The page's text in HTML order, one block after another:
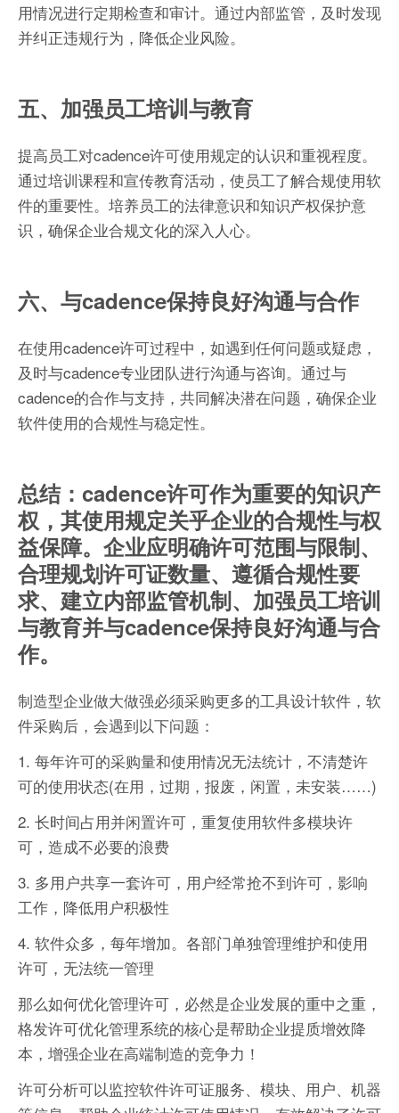
用情况进行定期检查和审计。通过内部监管，及时发现
并纠正违规行为，降低企业风险。
五、加强员工培训与教育
提高员工对cadence许可使用规定的认识和重视程度。
通过培训课程和宣传教育活动，使员工了解合规使用软
件的重要性。培养员工的法律意识和知识产权保护意
识，确保企业合规文化的深入人心。
六、与cadence保持良好沟通与合作
在使用cadence许可过程中，如遇到任何问题或疑虑，
及时与cadence专业团队进行沟通与咨询。通过与
cadence的合作与支持，共同解决潜在问题，确保企业
软件使用的合规性与稳定性。
总结：cadence许可作为重要的知识产
权，其使用规定关乎企业的合规性与权
益保障。企业应明确许可范围与限制、
合理规划许可证数量、遵循合规性要
求、建立内部监管机制、加强员工培训
与教育并与cadence保持良好沟通与合
作。
制造型企业做大做强必须采购更多的工具设计软件，软
件采购后，会遇到以下问题：
1. 每年许可的采购量和使用情况无法统计，不清楚许
可的使用状态(在用，过期，报废，闲置，未安装……)
2. 长时间占用并闲置许可，重复使用软件多模块许
可，造成不必要的浪费
3. 多用户共享一套许可，用户经常抢不到许可，影响
工作，降低用户积极性
4. 软件众多，每年增加。各部门单独管理维护和使用
许可，无法统一管理
那么如何优化管理许可，必然是企业发展的重中之重，
格发许可优化管理系统的核心是帮助企业提质增效降
本，增强企业在高端制造的竞争力！
许可分析可以监控软件许可证服务、模块、用户、机器